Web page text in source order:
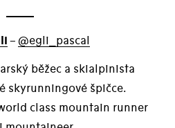
– @egli_pascal
běžec a skialpinista
skyrunningové špičce.
class mountain runner